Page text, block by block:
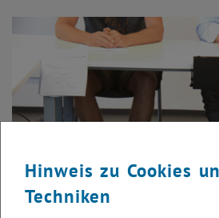
Hinweis zu Cookies
Techniken